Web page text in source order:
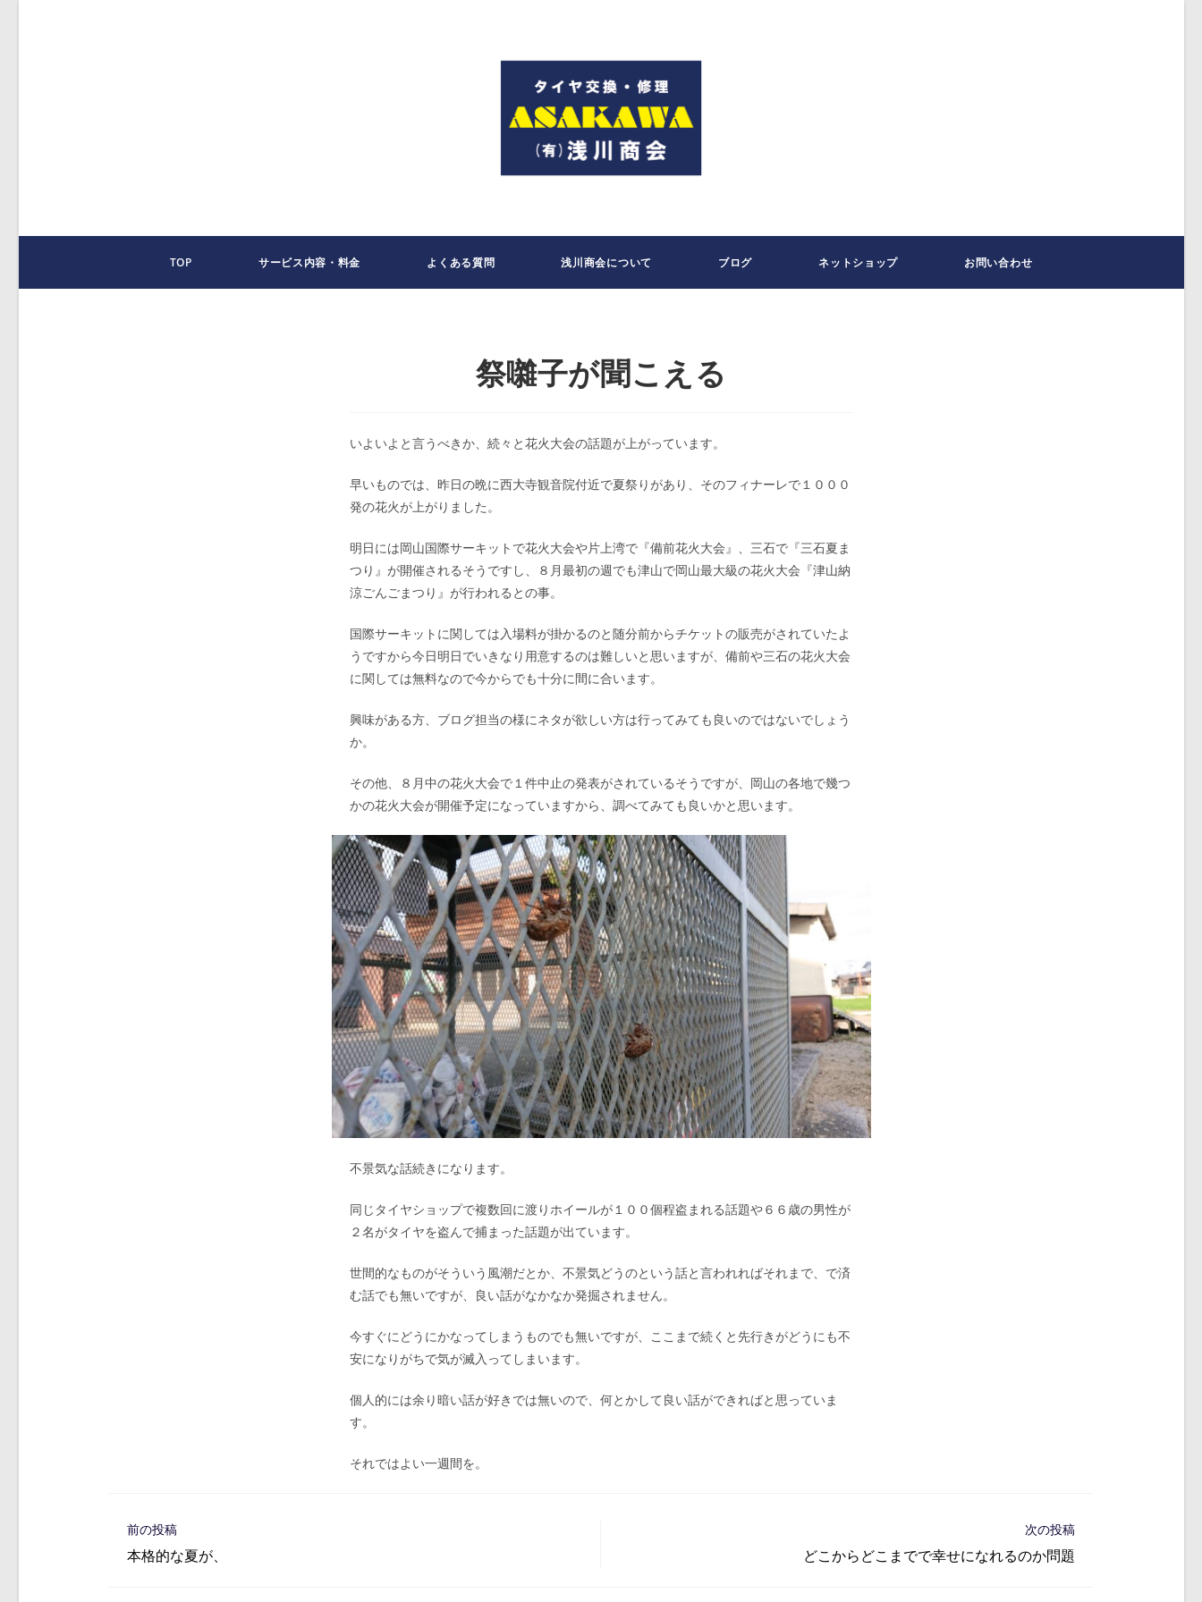
TOP サービス内容・料金 よくある質問 浅川商会について ブログ ネットショップ お問い合わせ
祭囃子が聞こえる
いよいよと言うべきか、続々と花火大会の話題が上がっています。
早いものでは、昨日の晩に西大寺観音院付近で夏祭りがあり、そのフィナーレで１０００
発の花火が上がりました。
明日には岡山国際サーキットで花火大会や片上湾で『備前花火大会』、三石で『三石夏ま
つり』が開催されるそうですし、８月最初の週でも津山で岡山最大級の花火大会『津山納
涼ごんごまつり』が行われるとの事。
国際サーキットに関しては入場料が掛かるのと随分前からチケットの販売がされていたよ
うですから今日明日でいきなり用意するのは難しいと思いますが、備前や三石の花火大会
に関しては無料なので今からでも十分に間に合います。
興味がある方、ブログ担当の様にネタが欲しい方は行ってみても良いのではないでしょう
か。
その他、８月中の花火大会で１件中止の発表がされているそうですが、岡山の各地で幾つ
かの花火大会が開催予定になっていますから、調べてみても良いかと思います。
不景気な話続きになります。
同じタイヤショップで複数回に渡りホイールが１００個程盗まれる話題や６６歳の男性が
２名がタイヤを盗んで捕まった話題が出ています。
世間的なものがそういう風潮だとか、不景気どうのという話と言われればそれまで、で済
む話でも無いですが、良い話がなかなか発掘されません。
今すぐにどうにかなってしまうものでも無いですが、ここまで続くと先行きがどうにも不
安になりがちで気が滅入ってしまいます。
個人的には余り暗い話が好きでは無いので、何とかして良い話ができればと思っていま
す。
それではよい一週間を。
そ
の
他
前の投稿
本格的な夏が、
次の投稿
どこからどこまでで幸せになれるのか問題